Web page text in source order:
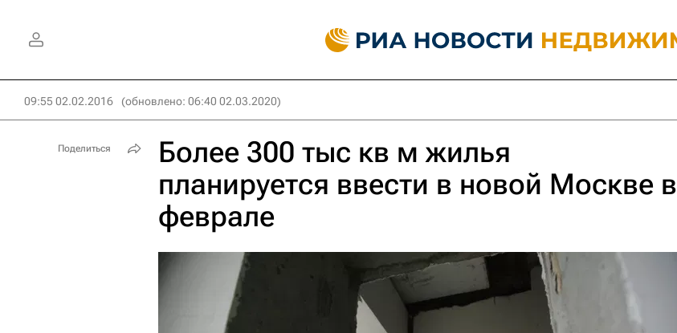
09:55 02.02.2016 (обновлено: 06:40 02.03.2020)
Более 300 тыс кв м жилья
планируется ввести в новой Москве в
феврале
Поделиться